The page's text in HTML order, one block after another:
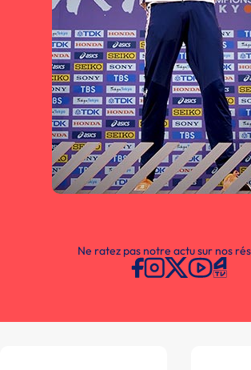
Ne ratez pas notre actu sur nos